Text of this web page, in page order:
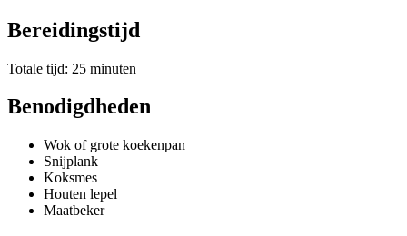
Bereidingstijd
Totale tijd: 25 minuten
Benodigdheden
Wok of grote koekenpan
Snijplank
Koksmes
Houten lepel
Maatbeker